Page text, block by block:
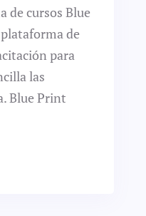
de cursos Blue
de
para
las
Blue Print